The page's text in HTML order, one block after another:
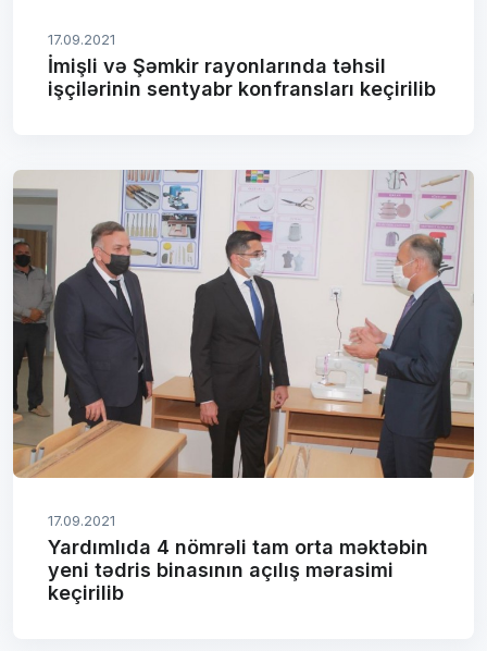
17.09.2021
İmişli və Şəmkir rayonlarında təhsil
işçilərinin sentyabr konfransları keçirilib
17.09.2021
Yardımlıda 4 nömrəli tam orta məktəbin
yeni tədris binasının açılış mərasimi
keçirilib